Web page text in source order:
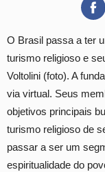
O Brasil passa a ter
turismo religioso e
Voltolini (foto). A
via virtual. Seus
objetivos principais
turismo religioso de
passar a ser um
espiritualidade do